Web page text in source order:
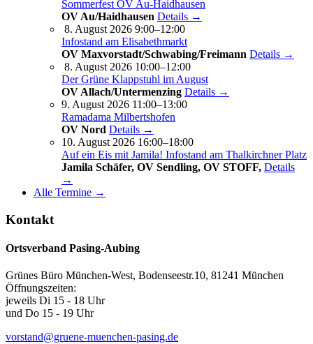
Sommerfest OV Au-Haidhausen
OV Au/Haidhausen Details →
8. August 2026 9:00–12:00
Infostand am Elisabethmarkt
OV Maxvorstadt/Schwabing/Freimann Details →
8. August 2026 10:00–12:00
Der Grüne Klappstuhl im August
OV Allach/Untermenzing Details →
9. August 2026 11:00–13:00
Ramadama Milbertshofen
OV Nord Details →
10. August 2026 16:00–18:00
Auf ein Eis mit Jamila! Infostand am Thalkirchner Platz
Jamila Schäfer, OV Sendling, OV STOFF, Details
→
Alle Termine →
Kontakt
Ortsverband Pasing-Aubing
Grünes Büro München-West, Bodenseestr.10, 81241 München
Öffnungszeiten:
jeweils Di 15 - 18 Uhr
und Do 15 - 19 Uhr
vorstand@gruene-muenchen-pasing.de